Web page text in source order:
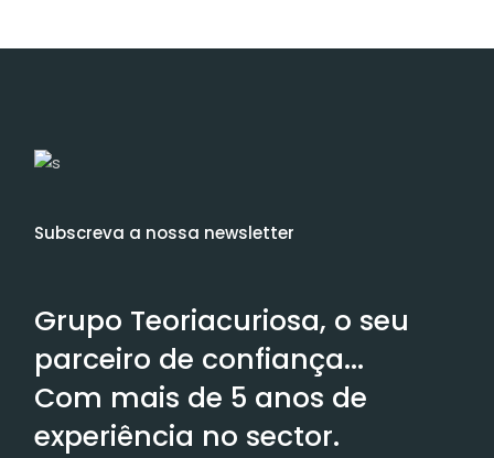
Subscreva a nossa newsletter
Grupo Teoriacuriosa, o seu
parceiro de confiança...
Com mais de 5 anos de
experiência no sector.